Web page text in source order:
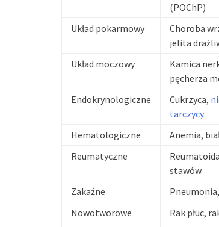
(POChP)
Układ pokarmowy
Choroba
jelita
Układ moczowy
Kamica
pęcherza
Endokrynologiczne Cukrzyca,
tarczycy
Hematologiczne
Anemia,
Reumatyczne
stawów
Zakaźne
Nowotworowe
Rak płuc,